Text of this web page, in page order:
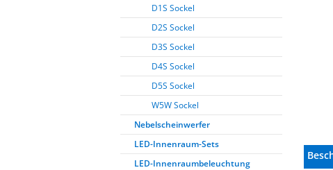
D1S Sockel
D2S Sockel
D3S Sockel
D4S Sockel
D5S Sockel
W5W Sockel
Nebelscheinwerfer
LED-Innenraum-Sets
LED-Innenraumbeleuchtung